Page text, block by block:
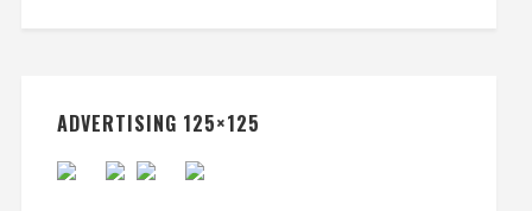
ADVERTISING 125×125